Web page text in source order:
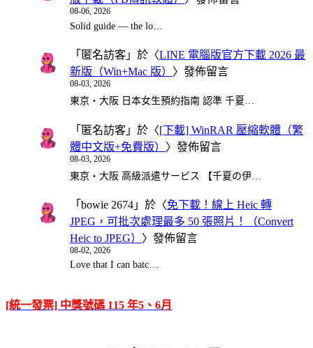
08-06, 2026
Solid guide — the lo…
「 匿名訪客 」於〈LINE 電腦版官方下載 2026 最
新版（Win+Mac 版） 〉發佈留言
08-03, 2026
東京・大阪 日本女生預約指南 認準 千夏…
「 匿名訪客 」於〈[下載] WinRAR 壓縮軟體（繁
體中文版+免費版） 〉發佈留言
08-03, 2026
東京・大阪 高級派遣サービス 【千夏の伊…
「 bowie 2674 」於〈免下載！線上 Heic 轉
JPEG，可批次處理最多 50 張照片！（Convert
Heic to JPEG） 〉發佈留言
08-02, 2026
Love that I can batc…
[統一發票] 中獎號碼 115 年5、6月